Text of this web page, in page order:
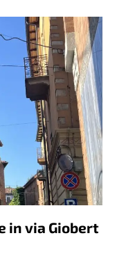
in via Giobert